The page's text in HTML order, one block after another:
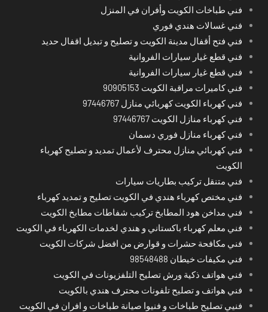
فني طباخات الكويت وأفران في المنزل
فني غسالات هندي فوري
فني فتح أقفال مدينة الكويت و تصليح و تبديل اقفال حديد
فني قطع غيار سيارات الفروانية
فني قطع غيار سيارات الفروانية
فني كاميرات مراقبة الكويت 90905153
فني كهرباء الكويت كهربائي منازل 97446767
فني كهرباء منازل الكويت 97446767
فني كهرباء منازل فوري دسمان
فني كهربائي منازل محترف لأعمال تمديد و تصليح كهرباء
الكويت
فني متنقل تركيب بطاريات سيارات
فني مختص كهرباء هندي في الكويت تصليح و تمديد كهرباء
فني مداخن هود المطابخ تركيب شفاطات مطابخ الكويت
فني معلم كهرباء باكستاني و هندي لخدمات الكهرباء في الكويت
فني مكافحة حشرات و قوارض من افضل شركات الكويت
فني مكيفات خيطان 98548488
فني هواتف ذكية ورش تصليح التلفزيونات في الكويت
فني هواتف و تصليح تلفونات محترف هندي بالكويت
فنيي تصليح طباخات و فنيوا صيانة طباخات و افران في الكويت